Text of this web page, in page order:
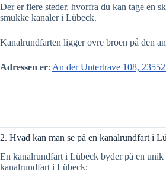
Der er flere steder, hvorfra du kan tage en
smukke kanaler i Lübeck.
Kanalrundfarten ligger ovre broen på den
Adressen er: An der Untertrave 108,
2. Hvad kan man se på en kanalrundfart i
En kanalrundfart i Lübeck byder på en unik
kanalrundfart i Lübeck: